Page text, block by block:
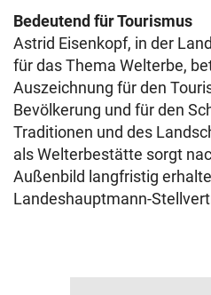
Bedeutend für Tourismus
Astrid Eisenkopf, in der
für das Thema Welterbe,
Auszeichnung für den
Bevölkerung und für den
Traditionen und des
als Welterbestätte sorgt
Außenbild langfristig
Landeshauptmann-